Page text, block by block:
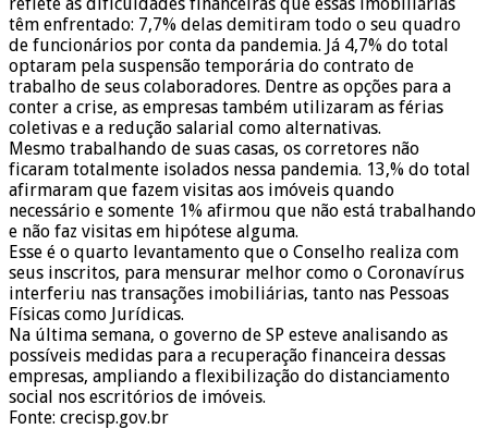
têm enfrentado: 7,7% delas demitiram todo o seu quadro
de funcionários por conta da pandemia. Já 4,7% do total
optaram pela suspensão temporária do contrato de
trabalho de seus colaboradores. Dentre as opções para a
conter a crise, as empresas também utilizaram as férias
coletivas e a redução salarial como alternativas.
Mesmo trabalhando de suas casas, os corretores não
ficaram totalmente isolados nessa pandemia. 13,% do total
afirmaram que fazem visitas aos imóveis quando
necessário e somente 1% afirmou que não está trabalhando
e não faz visitas em hipótese alguma.
Esse é o quarto levantamento que o Conselho realiza com
seus inscritos, para mensurar melhor como o Coronavírus
interferiu nas transações imobiliárias, tanto nas Pessoas
Físicas como Jurídicas.
Na última semana, o governo de SP esteve analisando as
possíveis medidas para a recuperação financeira dessas
empresas, ampliando a flexibilização do distanciamento
social nos escritórios de imóveis.
Fonte: crecisp.gov.br